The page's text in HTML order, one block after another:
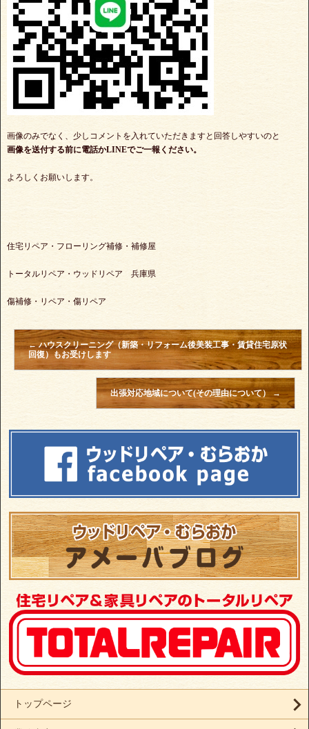
画像のみでなく、少しコメントを入れていただきますと回答しやすいのと
画像を送付する前に電話かLINEでご一報ください。
よろしくお願いします。
住宅リペア・フローリング補修・補修屋
トータルリペア・ウッドリペア 兵庫県
傷補修・リペア・傷リペア
←ハウスクリーニング（新築・リフォーム後美装工事・賃貸住宅原状
回復）もお受けします
出張対応地域について(その理由について）→
トップページ